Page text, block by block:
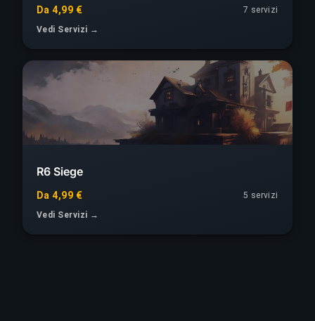
Da 4,99 € 7 servizi
Vedi Servizi →
R6 Siege
Da 4,99 € 5 servizi
Vedi Servizi →